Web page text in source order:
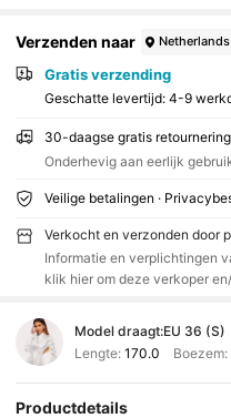
Verzenden naar Netherlands
Gratis verzending
Geschatte levertijd: 4-9
30-daagse gratis retournering
Onderhevig aan eerlijk
Veilige betalingen ·
Verkocht en verzonden door
Informatie en verplichtingen
klik hier om deze verkoper
Model draagt:EU 36 (S)
Lengte: 170.0 Boezem:
Productdetails